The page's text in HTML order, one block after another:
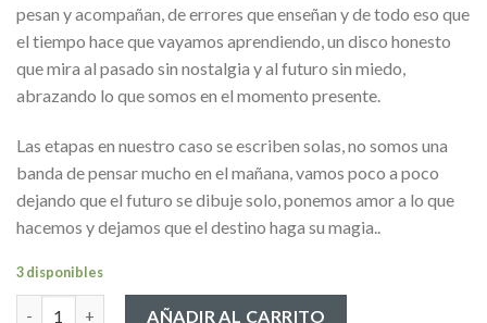
pesan y acompañan, de errores que enseñan y de todo eso que
el tiempo hace que vayamos aprendiendo, un disco honesto
que mira al pasado sin nostalgia y al futuro sin miedo,
abrazando lo que somos en el momento presente.
Las etapas en nuestro caso se escriben solas, no somos una
banda de pensar mucho en el mañana, vamos poco a poco
dejando que el futuro se dibuje solo, ponemos amor a lo que
hacemos y dejamos que el destino haga su magia..
3 disponibles
Vinilo El Arte de Vivir cantidadAÑADIR AL CARRITO